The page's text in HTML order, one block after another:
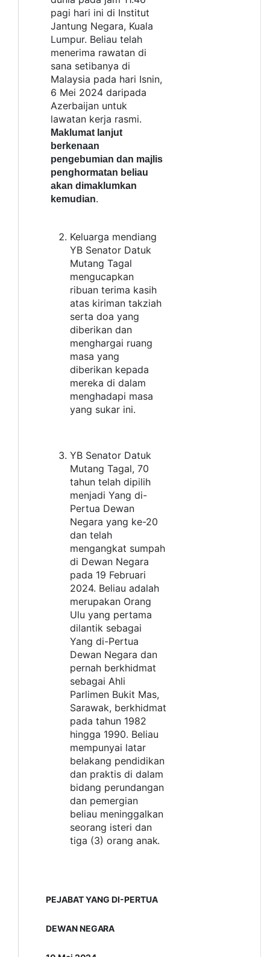
pagi hari ini di Institut
Jantung Negara, Kuala
Lumpur. Beliau telah
menerima rawatan di
sana setibanya di
Malaysia pada hari Isnin,
6 Mei 2024 daripada
Azerbaijan untuk
lawatan kerja rasmi.
Maklumat lanjut
berkenaan
pengebumian dan majlis
penghormatan beliau
akan dimaklumkan
kemudian.
Keluarga mendiang
YB Senator Datuk
Mutang Tagal
mengucapkan
ribuan terima kasih
atas kiriman takziah
serta doa yang
diberikan dan
menghargai ruang
masa yang
diberikan kepada
mereka di dalam
menghadapi masa
yang sukar ini.
YB Senator Datuk
Mutang Tagal, 70
tahun telah dipilih
menjadi Yang di-
Pertua Dewan
Negara yang ke-20
dan telah
mengangkat sumpah
di Dewan Negara
pada 19 Februari
2024. Beliau adalah
merupakan Orang
Ulu yang pertama
dilantik sebagai
Yang di-Pertua
Dewan Negara dan
pernah berkhidmat
sebagai Ahli
Parlimen Bukit Mas,
Sarawak, berkhidmat
pada tahun 1982
hingga 1990. Beliau
mempunyai latar
belakang pendidikan
dan praktis di dalam
bidang perundangan
dan pemergian
beliau meninggalkan
seorang isteri dan
tiga (3) orang anak.
PEJABAT YANG DI-PERTUA
DEWANNEGARA